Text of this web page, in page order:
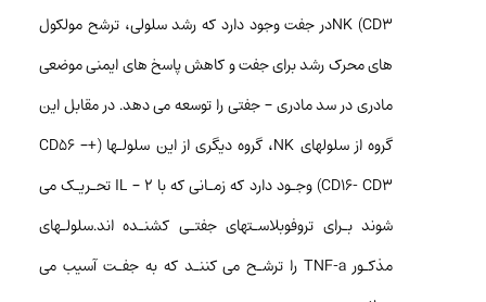
CD3) NKدر جفت وجود دارد که رشد سلولی، ترشح مولکول
های محرک رشد برای جفت و کاهش پاسخ های ایمنی موضعی
مادری در سد مادری – جفتی را توسعه می دهد. در مقابل این
گروه از سلولهای NK، گروه دیگری از این سلولـها (+CD56 –
CD16- CD3) وجـود دارد که زمـانی که با ۲ – IL تحـریـک می
شوند بـرای تروفوبلاسـتهای جفتـی کشنـده اند.سلولـهای
مذکـور TNF-a را ترشـح می کننـد که به جفـت آسیب می